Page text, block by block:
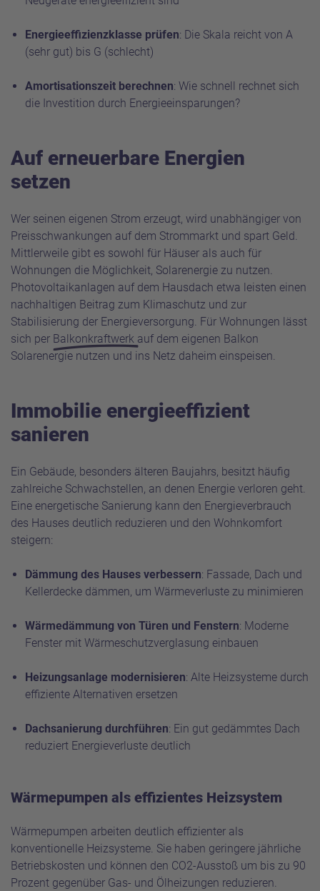
Energieeffizienzklasse prüfen: Die Skala reicht von A
(sehr gut) bis G (schlecht)
Amortisationszeit berechnen: Wie schnell rechnet sich
die Investition durch Energieeinsparungen?
Auf erneuerbare Energien
setzen
Wer seinen eigenen Strom erzeugt, wird unabhängiger von
Preisschwankungen auf dem Strommarkt und spart Geld.
Mittlerweile gibt es sowohl für Häuser als auch für
Wohnungen die Möglichkeit, Solarenergie zu nutzen.
Photovoltaikanlagen auf dem Hausdach etwa leisten einen
nachhaltigen Beitrag zum Klimaschutz und zur
Stabilisierung der Energieversorgung. Für Wohnungen lässt
sich per Balkonkraftwerk auf dem eigenen Balkon
Solarenergie nutzen und ins Netz daheim einspeisen.
Immobilie energieeffizient
sanieren
Ein Gebäude, besonders älteren Baujahrs, besitzt häufig
zahlreiche Schwachstellen, an denen Energie verloren geht.
Eine energetische Sanierung kann den Energieverbrauch
des Hauses deutlich reduzieren und den Wohnkomfort
steigern:
Dämmung des Hauses verbessern: Fassade, Dach und
Kellerdecke dämmen, um Wärmeverluste zu minimieren
Wärmedämmung von Türen und Fenstern: Moderne
Fenster mit Wärmeschutzverglasung einbauen
Heizungsanlage modernisieren: Alte Heizsysteme durch
effiziente Alternativen ersetzen
Dachsanierung durchführen: Ein gut gedämmtes Dach
reduziert Energieverluste deutlich
Wärmepumpen als effizientes Heizsystem
Wärmepumpen arbeiten deutlich effizienter als
konventionelle Heizsysteme. Sie haben geringere jährliche
Betriebskosten und können den CO2-Ausstoß um bis zu 90
Prozent gegenüber Gas- und Ölheizungen reduzieren.